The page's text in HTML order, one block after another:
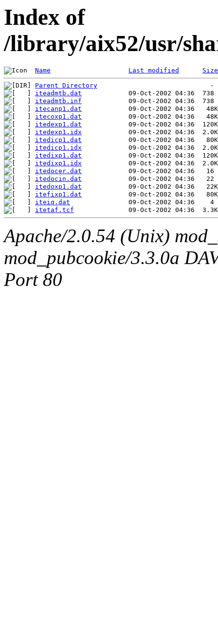
Index of
/library/aix52/usr/
Name Last modified Size
Parent Directory
iteadmtb.dat
iteadmtb.inf
itecanp1.dat
itecoxp1.dat
itedexp1.dat
itedexp1.idx
itedicp1.dat
itedicp1.idx
itedixp1.dat
itedixp1.idx
itedocer.dat
itedocin.dat
itedoxp1.dat
itefixp1.dat
iteiq.dat
itetaf.tcf
Apache/2.0.54 (Unix)
mod_pubcookie/3.3.0a
Port 80